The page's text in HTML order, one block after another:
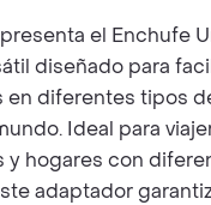
el Enchufe
diseñado para
en diferentes tipos
Ideal para
y hogares con
adaptador